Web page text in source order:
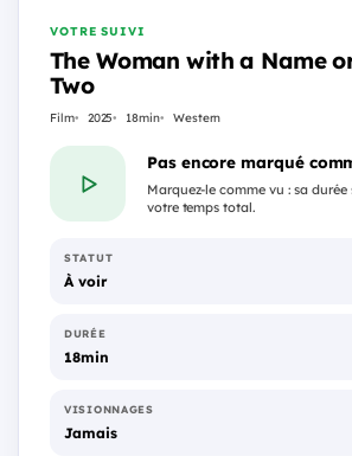
VOTRE SUIVI
The Woman with a Name
Two
Film 2025 18min Western
Pas encore marqué
Marquez-le comme vu : sa
votre temps total.
STATUT
À voir
DURÉE
18min
VISIONNAGES
Jamais